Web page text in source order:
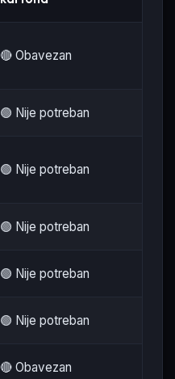
🔴 Obavezan
🟢 Nije potreban
🟢 Nije potreban
🟢 Nije potreban
🟢 Nije potreban
🟢 Nije potreban
🔴 Obavezan